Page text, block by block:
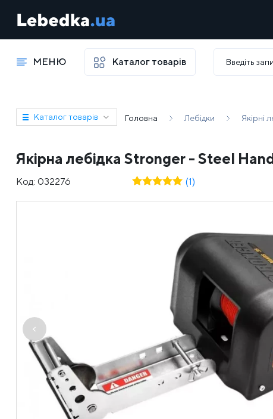
МЕНЮ Каталог товарів
Каталог товарів Головна Лебідки Якірні
Якірна лебідка Stronger - Steel
Код: 032276 (1)